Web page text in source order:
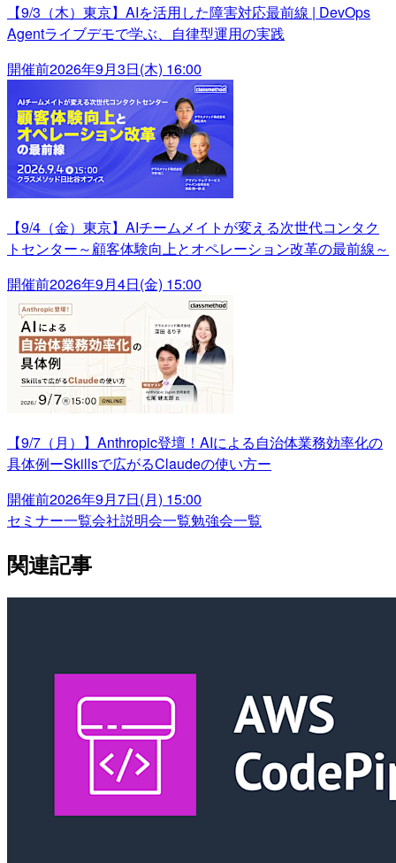
【9/3（木）東京】AIを活用した障害対応最前線 | DevOps
Agentライブデモで学ぶ、自律型運用の実践
開催前2026年9月3日(木) 16:00
【9/4（金）東京】AIチームメイトが変える次世代コンタク
トセンター～顧客体験向上とオペレーション改革の最前線～
開催前2026年9月4日(金) 15:00
【9/7（月）】Anthropic登壇！AIによる自治体業務効率化の
具体例ーSkillsで広がるClaudeの使い方ー
開催前2026年9月7日(月) 15:00
セミナー一覧会社説明会一覧勉強会一覧
関連記事